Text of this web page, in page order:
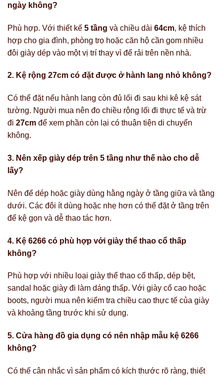
ngày không?
Phù hợp. Với thiết kế 5 tầng và chiều dài 64cm, kệ thích
hợp cho gia đình, phòng trọ hoặc căn hộ cần gom nhiều
đôi giày dép vào một vị trí thay vì để rải trên nền nhà.
2. Kệ rộng 27cm có đặt được ở hành lang nhỏ không?
Có thể đặt nếu hành lang còn đủ lối đi sau khi kê kệ sát
tường. Người mua nên đo chiều rộng lối đi thực tế và trừ
đi 27cm để xem phần còn lại có thuận tiện di chuyển
không.
3. Nên xếp giày dép trên 5 tầng như thế nào cho dễ
lấy?
Nên để dép hoặc giày dùng hằng ngày ở tầng giữa và tầng
dưới. Các đôi ít dùng hoặc nhẹ hơn có thể đặt ở tầng trên
để kệ gọn và dễ thao tác hơn.
4. Kệ 6266 có phù hợp với giày thể thao cổ thấp
không?
Phù hợp với nhiều loại giày thể thao cổ thấp, dép bệt,
sandal hoặc giày đi làm dáng thấp. Với giày cổ cao hoặc
boots, người mua nên kiểm tra chiều cao thực tế của giày
và khoảng tầng trước khi sử dụng.
5. Cửa hàng đồ gia dụng có nên nhập mẫu kệ 6266
không?
Có thể cân nhắc vì sản phẩm có kích thước rõ ràng, thiết